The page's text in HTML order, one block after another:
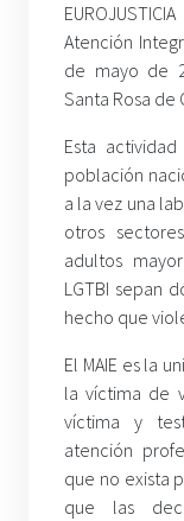
Atención
de mayo de
Santa Rosa de
Esta
población
a la vez una
otros
adultos
LGTBI sepan
hecho que
El MAIE es la
la víctima de
víctima y
atención
que no exista
que las